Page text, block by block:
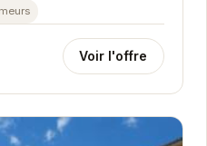
Voir l'offre